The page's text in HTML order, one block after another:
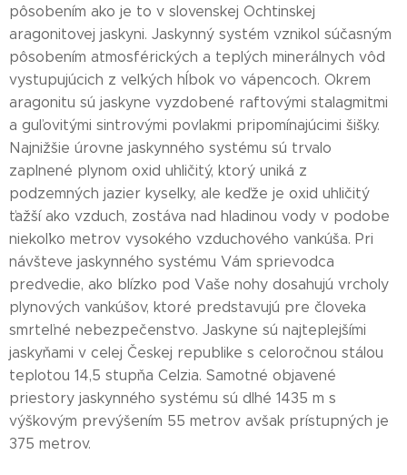
pôsobením ako je to v slovenskej Ochtinskej
aragonitovej jaskyni. Jaskynný systém vznikol súčasným
pôsobením atmosférických a teplých minerálnych vôd
vystupujúcich z veľkých hĺbok vo vápencoch. Okrem
aragonitu sú jaskyne vyzdobené raftovými stalagmitmi
a guľovitými sintrovými povlakmi pripomínajúcimi šišky.
Najnižšie úrovne jaskynného systému sú trvalo
zaplnené plynom oxid uhličitý, ktorý uniká z
podzemných jazier kyselky, ale keďže je oxid uhličitý
ťažší ako vzduch, zostáva nad hladinou vody v podobe
niekoľko metrov vysokého vzduchového vankúša. Pri
návšteve jaskynného systému Vám sprievodca
predvedie, ako blízko pod Vaše nohy dosahujú vrcholy
plynových vankúšov, ktoré predstavujú pre človeka
smrteľné nebezpečenstvo. Jaskyne sú najteplejšími
jaskyňami v celej Českej republike s celoročnou stálou
teplotou 14,5 stupňa Celzia. Samotné objavené
priestory jaskynného systému sú dlhé 1435 m s
výškovým prevýšením 55 metrov avšak prístupných je
375 metrov.